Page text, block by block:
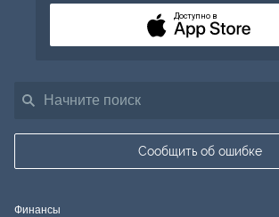
Сообщить об ошибке
Доступно в
Финансы